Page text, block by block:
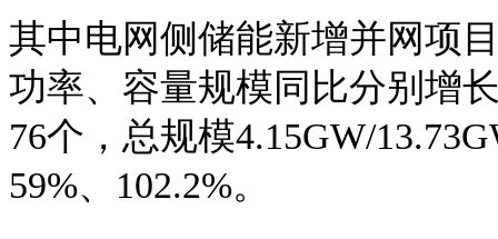
其中电网侧储能新增并网项
功率、容量规模同比分别增
76个，总规模4.15GW/
59%、102.2%。